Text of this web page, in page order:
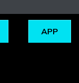
APP